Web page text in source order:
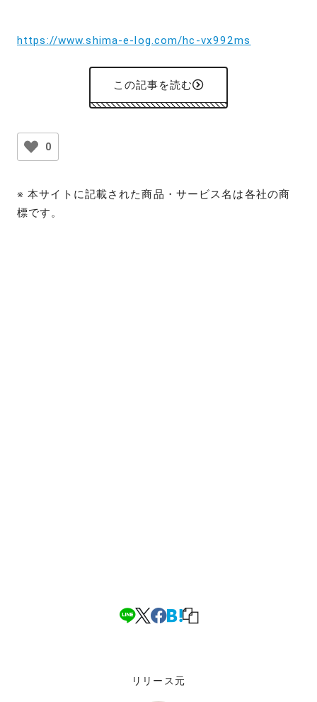
https://www.shima-e-log.com/hc-vx992ms
この記事を読む
0
※ 本サイトに記載された商品・サービス名は各社の商
標です。
リリース元